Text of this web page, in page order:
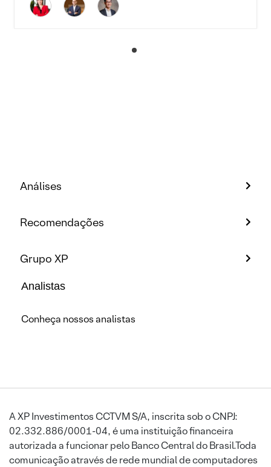
Análises
Recomendações
Grupo XP
Analistas
Conheça nossos analistas
A XP Investimentos CCTVM S/A, inscrita sob o CNPJ:
02.332.886/0001-04, é uma instituição financeira
autorizada a funcionar pelo Banco Central do Brasil.Toda
comunicação através de rede mundial de computadores